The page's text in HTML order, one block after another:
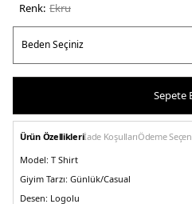
Renk: ekru
Sepete
Ürün Özellikleriİade KoşullarıÖdeme
Model: T Shirt
Giyim Tarzı: Günlük/Casual
Desen: Logolu